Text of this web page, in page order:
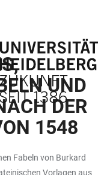
UND
DER
1548
Fabeln von Burkard
Vorlagen aus